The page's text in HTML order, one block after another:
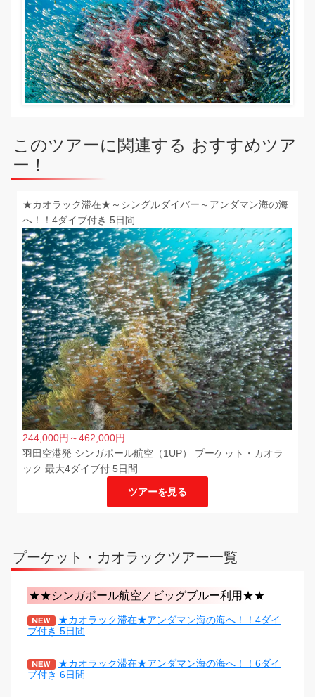
このツアーに関連する おすすめツア
ー！
★カオラック滞在★～シングルダイバー～アンダマン海の海
へ！！4ダイブ付き 5日間
244,000円 ～462,000円
羽田空港発 シンガポール航空（1UP） プーケット・カオラ
ック 最大4ダイブ付 5日間
ツアーを見る
プーケット・カオラックツアー一覧
★★シンガポール航空／ビッグブルー利用★★
★カオラック滞在★アンダマン海の海へ！！4ダイ
ブ付き 5日間
★カオラック滞在★アンダマン海の海へ！！6ダイ
ブ付き 6日間